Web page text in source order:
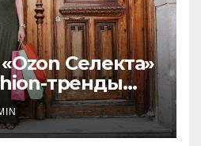
Селекта»
тренды